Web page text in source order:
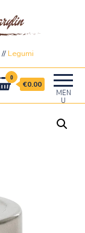
// Legumi
MEN
U
0
€0.00